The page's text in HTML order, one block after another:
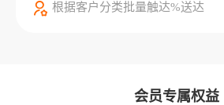
根据客户分类批量触达%送达
会员专属权益